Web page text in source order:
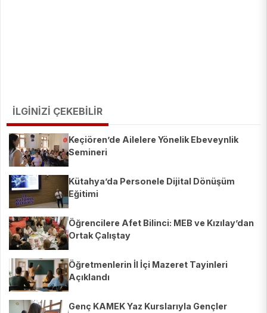
İLGİNİZİ ÇEKEBİLİR
Keçiören’de Ailelere Yönelik Ebeveynlik
Semineri
Kütahya’da Personele Dijital Dönüşüm
Eğitimi
Öğrencilere Afet Bilinci: MEB ve Kızılay’dan
Ortak Çalıştay
Öğretmenlerin İl İçi Mazeret Tayinleri
Açıklandı
Genç KAMEK Yaz Kurslarıyla Gençler